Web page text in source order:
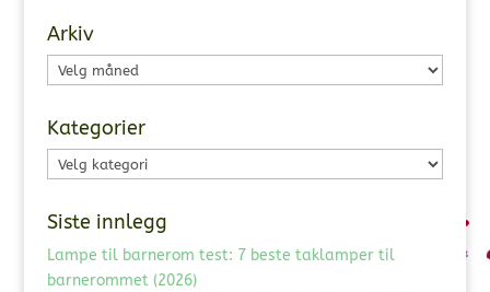
Arkiv
Arkiv
Kategorier
Kategorier
Siste innlegg
Lampe til barnerom test: 7 beste taklamper til
barnerommet (2026)